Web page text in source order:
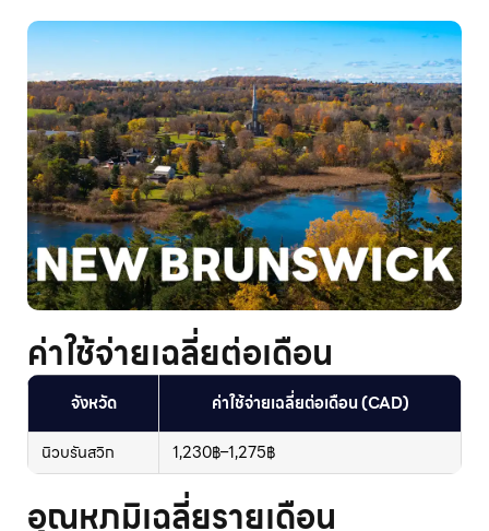
ค่าใช้จ่ายเฉลี่ยต่อเดือน
จังหวัด ค่าใช้จ่ายเฉลี่ยต่อเดือน (CAD)
นิวบรันสวิก 1,230฿–1,275฿
อุณหภูมิเฉลี่ยรายเดือน